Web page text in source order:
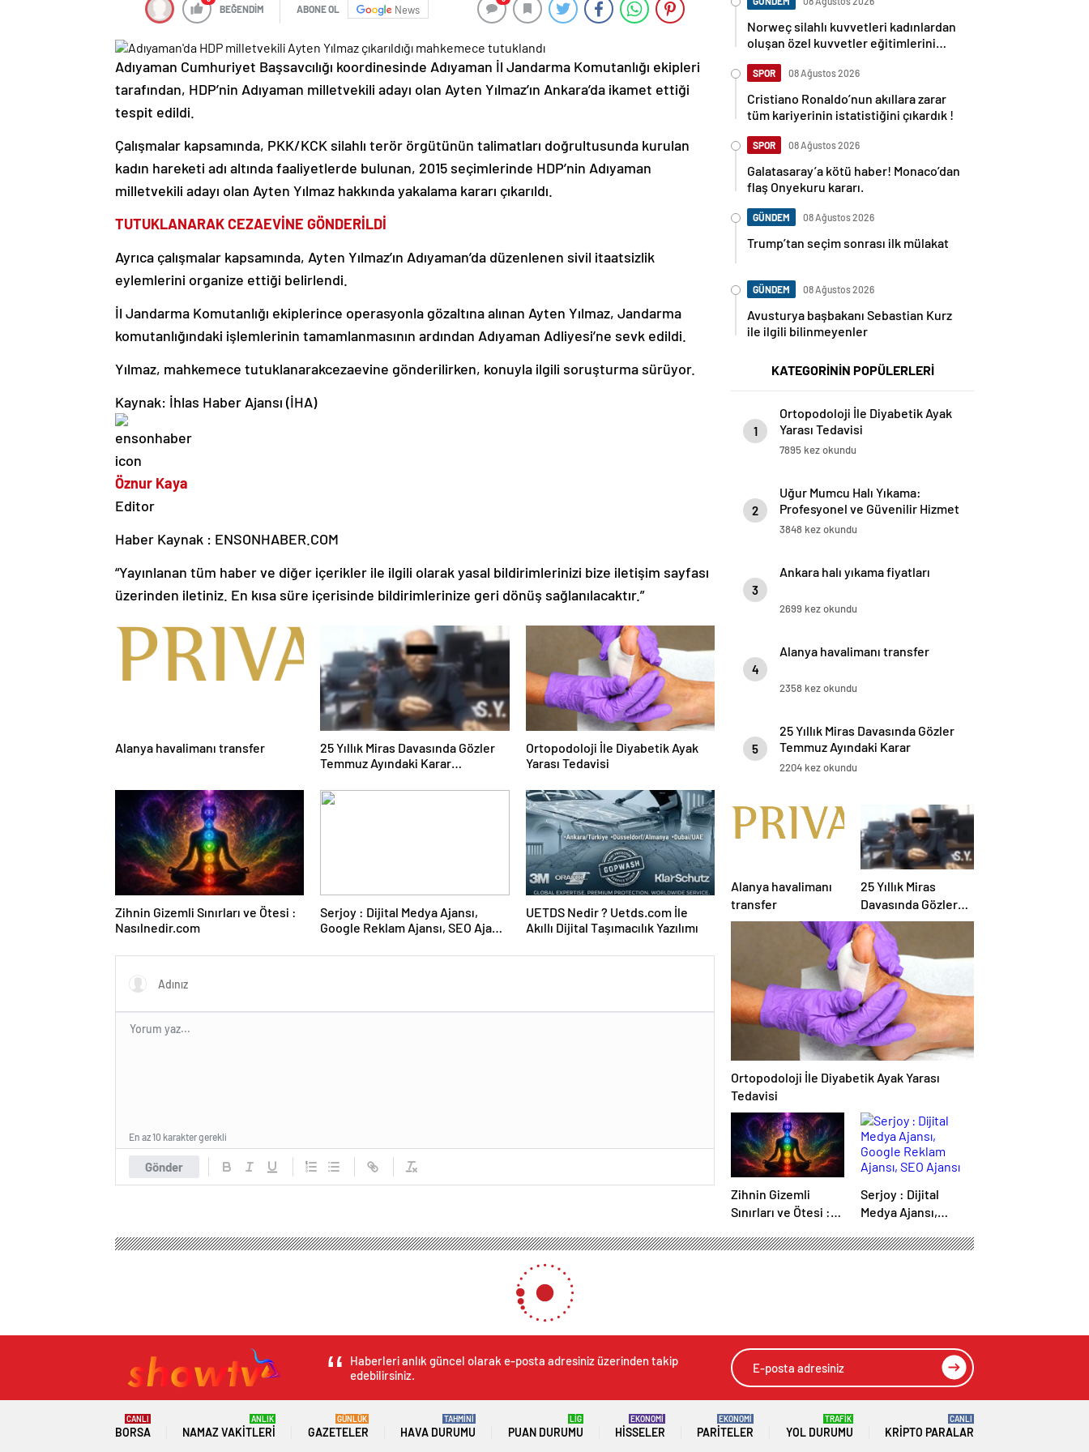
BEĞENDİM ABONE OL News
Adıyaman Cumhuriyet Başsavcılığı koordinesinde Adıyaman İl Jandarma Komutanlığı ekipleri
tarafından, HDP’nin Adıyaman milletvekili adayı olan Ayten Yılmaz’ın Ankara’da ikamet ettiği
tespit edildi.
Çalışmalar kapsamında, PKK/KCK silahlı terör örgütünün talimatları doğrultusunda kurulan
kadın hareketi adı altında faaliyetlerde bulunan, 2015 seçimlerinde HDP’nin Adıyaman
milletvekili adayı olan Ayten Yılmaz hakkında yakalama kararı çıkarıldı.
TUTUKLANARAK CEZAEVİNE GÖNDERİLDİ
Ayrıca çalışmalar kapsamında, Ayten Yılmaz’ın Adıyaman’da düzenlenen sivil itaatsizlik
eylemlerini organize ettiği belirlendi.
İl Jandarma Komutanlığı ekiplerince operasyonla gözaltına alınan Ayten Yılmaz, Jandarma
komutanlığındaki işlemlerinin tamamlanmasının ardından Adıyaman Adliyesi’ne sevk edildi.
Yılmaz, mahkemece tutuklanarakcezaevine gönderilirken, konuyla ilgili soruşturma sürüyor.
Kaynak: İhlas Haber Ajansı (İHA)
Öznur Kaya
Editor
Haber Kaynak : ENSONHABER.COM
“Yayınlanan tüm haber ve diğer içerikler ile ilgili olarak yasal bildirimlerinizi bize iletişim sayfası
üzerinden iletiniz. En kısa süre içerisinde bildirimlerinize geri dönüş sağlanılacaktır.”
Alanya havalimanı transfer
25 Yıllık Miras Davasında Gözler
Temmuz Ayındaki Karar
Ortopodoloji İle Diyabetik Ayak
Yarası Tedavisi
Zihnin Gizemli Sınırları ve Ötesi :
Nasılnedir.com
Serjoy : Dijital Medya Ajansı,
Google Reklam Ajansı, SEO Ajansı
UETDS Nedir ? Uetds.com İle
Akıllı Dijital Taşımacılık Yazılımı
Gönder
En az 10 karakter gerekli
Norweç silahlı kuvvetleri kadınlardan
oluşan özel kuvvetler eğitimlerini
SPOR 08 Ağustos 2026
Cristiano Ronaldo’nun akıllara zarar
tüm kariyerinin istatistiğini çıkardık !
SPOR 08 Ağustos 2026
Galatasaray’a kötü haber! Monaco’dan
flaş Onyekuru kararı.
GÜNDEM 08 Ağustos 2026
Trump’tan seçim sonrası ilk mülakat
GÜNDEM 08 Ağustos 2026
Avusturya başbakanı Sebastian Kurz
ile ilgili bilinmeyenler
KATEGORİNİN POPÜLERLERİ
1
Ortopodoloji İle Diyabetik Ayak
Yarası Tedavisi
7895 kez okundu
2
Uğur Mumcu Halı Yıkama:
Profesyonel ve Güvenilir Hizmet
3848 kez okundu
3
Ankara halı yıkama fiyatları
2699 kez okundu
4
Alanya havalimanı transfer
2358 kez okundu
5
25 Yıllık Miras Davasında Gözler
Temmuz Ayındaki Karar
Duruşmasına Çevrildi
2204 kez okundu
Alanya havalimanı
transfer
25 Yıllık Miras
Davasında Gözler
Temmuz Ayındaki
Karar Duruşmasına
Çevrildi
Ortopodoloji İle Diyabetik Ayak Yarası
Tedavisi
Zihnin Gizemli
Sınırları ve Ötesi :
Serjoy : Dijital
Medya Ajansı,
Ajansı, SEO Ajansı
Emniyet: 8 ilde çıkan olaylarda 140 kişi yakalandı